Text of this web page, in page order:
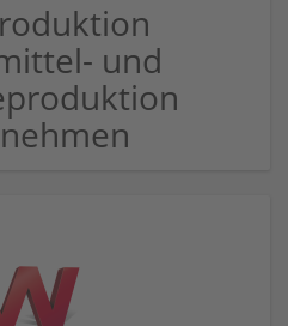
und